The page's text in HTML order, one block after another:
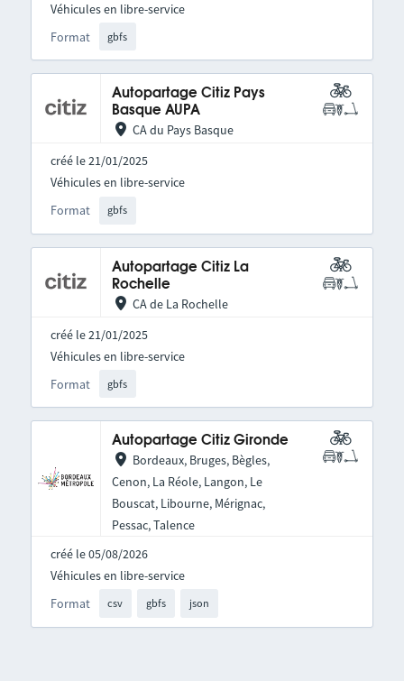
Format gbfs
Véhicules en libre-service
Autopartage Citiz Pays
Basque AUPA
CA du Pays Basque
créé le 21/01/2025
Format gbfs
Véhicules en libre-service
Autopartage Citiz La
Rochelle
CA de La Rochelle
créé le 21/01/2025
Format gbfs
Véhicules en libre-service
Autopartage Citiz Gironde
Bordeaux, Bruges, Bègles,
Cenon, La Réole, Langon, Le
Bouscat, Libourne, Mérignac,
Pessac, Talence
créé le 05/08/2026
Format csv gbfs json
Véhicules en libre-service